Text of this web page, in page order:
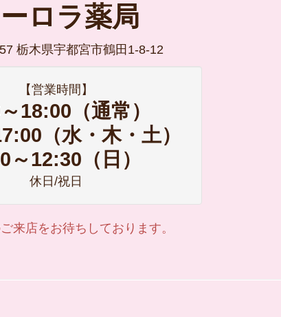
ロラ薬局
栃木県宇都宮市鶴田1-8-12
【営業時間】
18:00（通常）
（水・木・土）
～12:30（日）
休日/祝日
来店をお待ちしております。